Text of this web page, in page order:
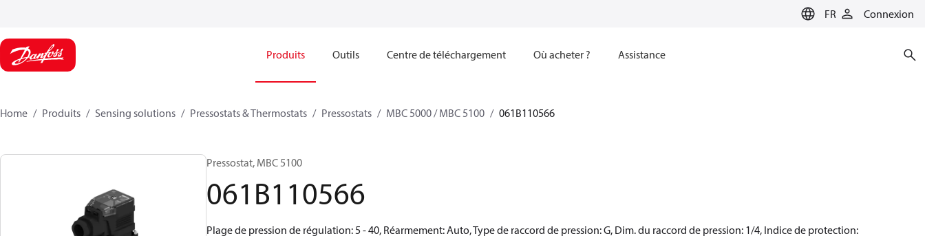
FR Connexion
Produits Outils Centre de téléchargement Où acheter ? Assistance
Home Produits Sensing solutions Pressostats & Thermostats Pressostats MBC 5000 / MBC 5100 061B110566
Pressostat, MBC 5100
061B110566
Plage de pression de régulation: 5 - 40, Réarmement: Auto, Type de raccord de pression: G, Dim. du raccord de pression: 1/4, Indice de protection: